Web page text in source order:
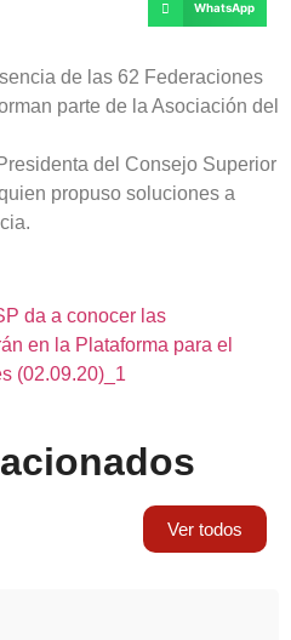
WhatsApp
de las 62 Federaciones
parte de la Asociación del
del Consejo Superior
propuso soluciones a
da a conocer las
en la Plataforma para el
(02.09.20)_1
Ver todos